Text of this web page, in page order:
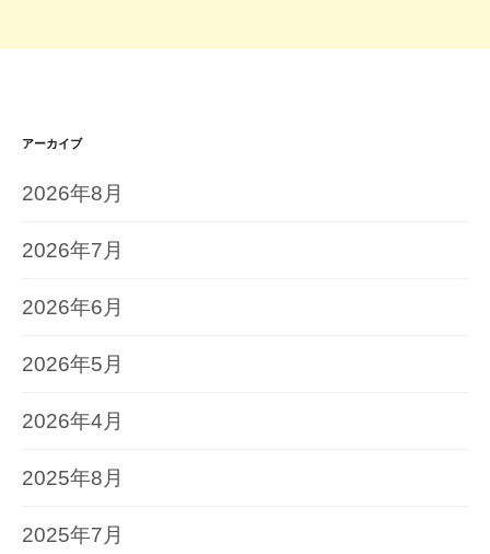
アーカイブ
2026年8月
2026年7月
2026年6月
2026年5月
2026年4月
2025年8月
2025年7月